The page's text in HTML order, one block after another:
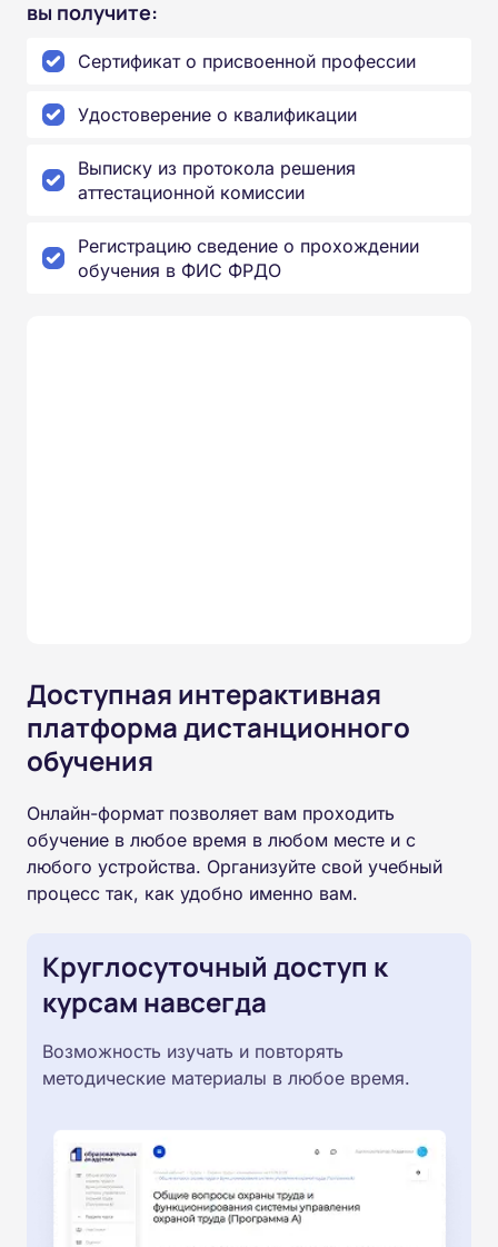
вы получите:
Сертификат о присвоенной профессии
Удостоверение о квалификации
Выписку из протокола решения
аттестационной комиссии
Регистрацию сведение о прохождении
обучения в ФИС ФРДО
Доступная интерактивная
платформа дистанционного
обучения
Онлайн-формат позволяет вам проходить
обучение в любое время в любом месте и с
любого устройства. Организуйте свой учебный
процесс так, как удобно именно вам.
Круглосуточный доступ к
курсам навсегда
Возможность изучать и повторять
методические материалы в любое время.